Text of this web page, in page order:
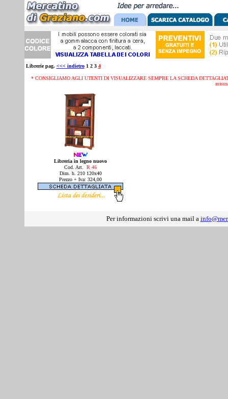
Librerie pag. <<< indietro1 2 3 4
* CONSIGLIAMO AGLI UTENTI DI VISUALIZZARE SEMPRE LA SCHEDA
Libreria in legno nuovo
Cod. Art.
R 46
Dim. h. 210 120x40
Prezzo + Iva: 324,00
Per informazioni scrivi una mail a